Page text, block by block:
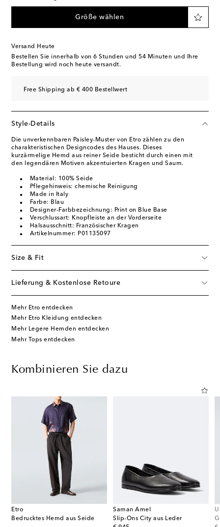
Größe wählen
Versand Heute
Bestellen Sie innerhalb von 6 Stunden und 54 Minuten und Ihre
Bestellung wird noch heute versandt.
Free Shipping ab € 400 Bestellwert
Style-Details
Die unverkennbaren Paisley-Muster von Etro zählen zu den
charakteristischen Designcodes des Hauses. Dieses
kurzärmelige Hemd aus reiner Seide besticht durch einen mit
den legendären Motiven akzentuierten Kragen und Saum.
Material: 100% Seide
Pflegehinweis: chemische Reinigung
Made in Italy
Farbe: Blau
Designer-Farbbezeichnung: Print on Blue Base
Verschlussart: Knopfleiste an der Vorderseite
Halsausschnitt: Französischer Kragen
Artikelnummer: P01135097
Size & Fit
Lieferung & Kostenlose Retoure
Mehr Etro entdecken
Mehr Etro Kleidung entdecken
Mehr Legere Hemden entdecken
Mehr Tops entdecken
Kombinieren Sie dazu
Etro
Bedrucktes Hemd aus Seide
Saman Amel
Slip-Ons City aus Leder